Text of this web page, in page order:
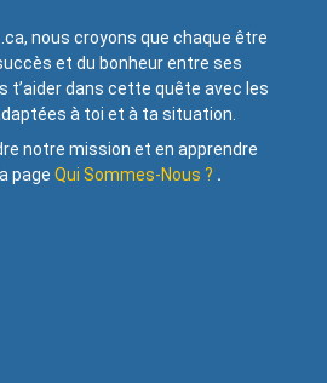
nous croyons que chaque être
et du bonheur entre ses
t’aider dans cette quête avec les
à toi et à ta situation.
notre mission et en apprendre
page Qui Sommes-Nous ? .